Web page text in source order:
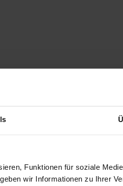
Funktionen für soziale
wir Informationen zu Ihrer